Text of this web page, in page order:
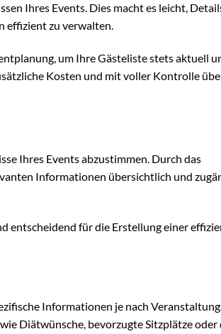
Ihres Events. Dies macht es leicht,
effizient zu verwalten.
um Ihre Gästeliste stets aktuell
Kosten und mit voller Kontrolle
Ihres Events abzustimmen. Durch das
Informationen übersichtlich und
entscheidend für die Erstellung einer
Informationen je nach
Diätwünsche, bevorzugte Sitzplätze oder